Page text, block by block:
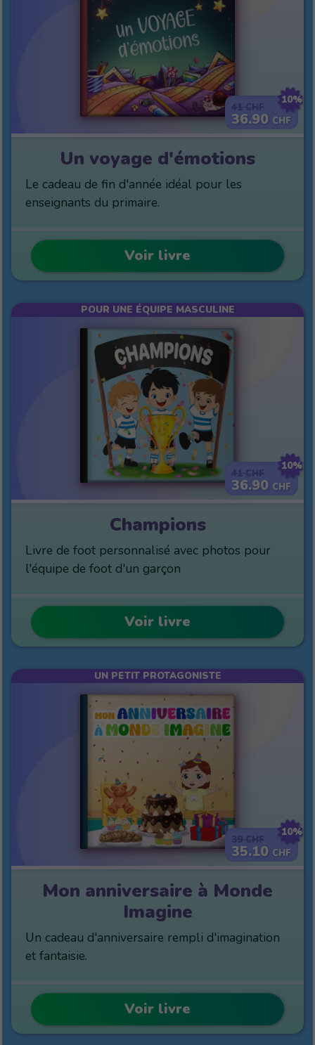
10%
36.90 CHF
Un voyage d'émotions
Le cadeau de fin d'année idéal pour les
enseignants du primaire.
Voir livre
10%
36.90 CHF
POUR UNE ÉQUIPE MASCULINE
Champions
Livre de foot personnalisé avec photos pour
l'équipe de foot d'un garçon
Voir livre
10%
35.10 CHF
UN PETIT PROTAGONISTE
Mon anniversaire à Monde
Imagine
Un cadeau d'anniversaire rempli d'imagination
et fantaisie.
Voir livre